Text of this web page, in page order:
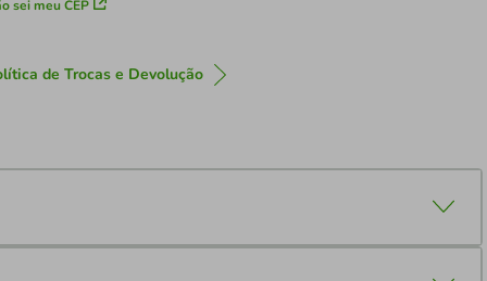
sei meu CEP
de Trocas e Devolução